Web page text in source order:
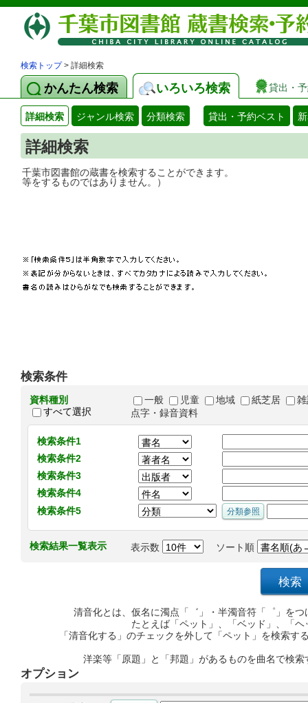
検索トップ> 詳細検索
かんたん検索 いろいろ検索 貸出・
詳細検索 ジャンル検索 分類検索 貸出・予約ベスト
詳細検索
千葉市図書館の蔵書を検索することがで
等をするものではありません。）
検索条件
資料種別
すべて選択
一般 児童 地域 紙芝居
点字・録音資料
検索条件1
検索条件2
検索条件3
検索条件4
検索条件5
検索結果一覧表示 表示数 ソート順
清音化とは、仮名に濁点「゛」・半濁音符「゜」を
たとえば「ペット」、「ベッド」、「
「清音化する」のチェックを外して「ペット」を検索
洋楽等「原題」と「邦題」があるものを曲名で検
オプション